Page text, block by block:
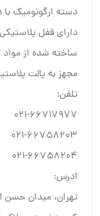
دسته ارگونومیک با
دارای قفل
ساخته شده از مواد PP درجه یک
مجهز به پالت
تلفن:
021-66717977
021-66758203
021-66758204
آدرس:
تهران، میدان حسن